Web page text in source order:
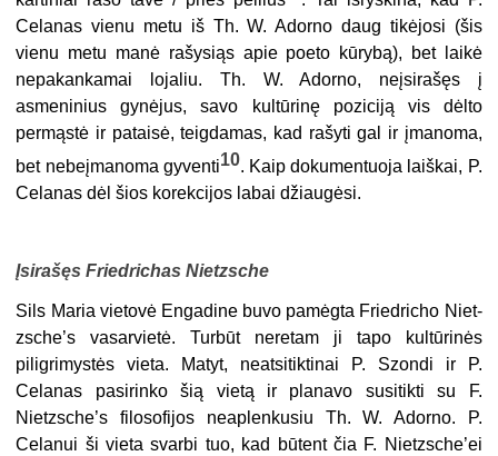
Celanas vienu metu iš Th. W. Adorno daug tikėjosi (šis
vienu metu manė rašysiąs apie poeto kūrybą), bet laikė
nepakankamai lojaliu. Th. W. Adorno, neįsirašęs į
asmeninius gynėjus, savo kultūrinę poziciją vis dėlto
permąstė ir pataisė, teigdamas, kad rašyti gal ir įmanoma,
bet nebeįmanoma gyventi10. Kaip dokumentuoja laiškai, P.
Celanas dėl šios korekcijos labai džiaugėsi.
Įsirašęs Friedrichas Nietzsche
Sils Maria vietovė Engadine buvo pamėgta Friedricho Niet-
zsche’s vasarvietė. Turbūt neretam ji tapo kultūrinės
piligrimystės vieta. Matyt, neatsitiktinai P. Szondi ir P.
Celanas pasirinko šią vietą ir planavo susitikti su F.
Nietzsche’s filosofijos neaplenkusiu Th. W. Adorno. P.
Celanui ši vieta svarbi tuo, kad būtent čia F. Nietzsche’ei